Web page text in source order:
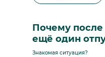
Почему после
ещё один
Знакомая ситуация?